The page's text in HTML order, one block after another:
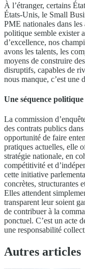
À l’étranger, certains
États-Unis, le Small
PME nationales dans
politique semble exister
d’excellence, nos
avons les talents, les
moyens de construire
disruptifs, capables de
nous manque, c’est une
Une séquence
La commission
des contrats publics
opportunité de faire
pratiques actuelles, elle
stratégie nationale, en
compétitivité et
cette initiative
concrètes, structurantes
Elles attendent
transparent leur soient
de contribuer à la
ponctuel. C’est un acte
une responsabilité
Autres articles